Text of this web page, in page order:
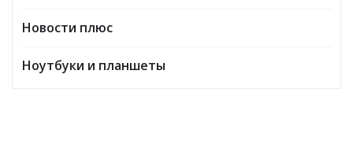
Новости плюс
Ноутбуки и планшеты